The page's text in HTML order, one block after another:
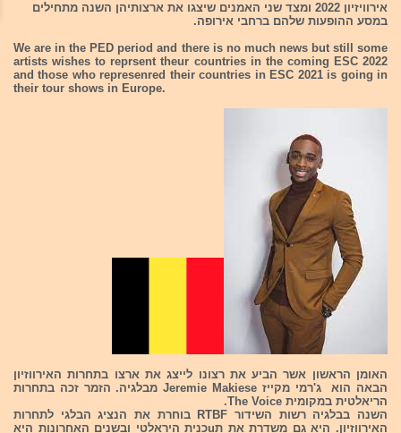
אירוויזיון 2022 ומצד שני האמנים שיצגו את ארצותיהן השנה מתחילים
במסע ההופעות שלהם ברחבי אירופה.
We are in the PED period and there is no much news but still some
artists wishes to reprsent theur countries in the coming ESC 2022
and those who represenred their countries in ESC 2021 is going in
their tour shows in Europe.
האומן הראשון אשר הביע את רצונו לייצג את ארצו בתחרות האירווזיון
הבאה הוא ג'רמי מקייז Jeremie Makiese מבלגיה. הזמר זכה בתחרות
הריאלטית במקומית The Voice.
השנה בבלגיה רשות השידור RTBF בוחרת את הנציג הבלגי לתחרות
האירווזיון. היא גם משדרת את תuכנית היראלטי ובשנים האחרונות היא